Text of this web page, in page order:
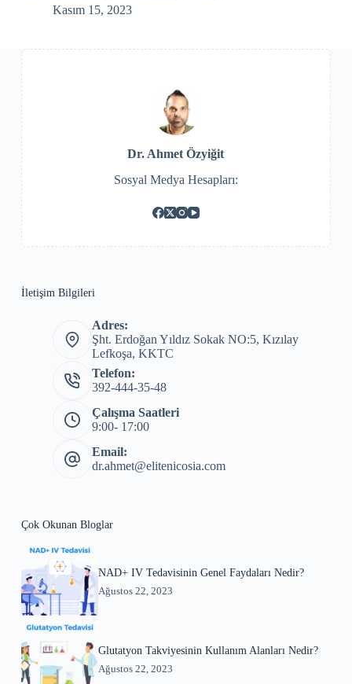
Kasım 15, 2023
Dr. Ahmet Özyiğit
Sosyal Medya Hesapları:
İletişim Bilgileri
Adres:
Şht. Erdoğan Yıldız Sokak NO:5, Kızılay
Lefkoşa, KKTC
Telefon:
392-444-35-48
Çalışma Saatleri
9:00- 17:00
Email:
dr.ahmet@elitenicosia.com
Çok Okunan Bloglar
NAD+ IV Tedavisinin Genel Faydaları Nedir?
Ağustos 22, 2023
Glutatyon Takviyesinin Kullanım Alanları Nedir?
Ağustos 22, 2023